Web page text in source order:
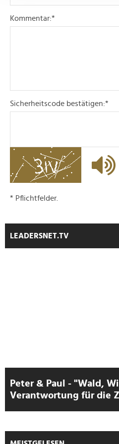
Abschnitt Einzelheitenfest.
Wir verwenden Cookies, um
Partner führen diese
weiteren Daten zusammen,
Kommentar:*
Sicherheitscode bestätigen:*
* Pflichtfelder.
LEADERSNET.TV
Peter & Paul - "Wald,
Verantwortung für die